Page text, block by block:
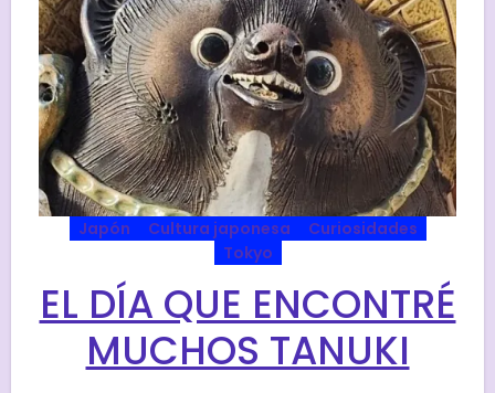
Japón Cultura japonesa
Curiosidades
Tokyo
EL DÍA QUE ENCONTRÉ
MUCHOS TANUKI